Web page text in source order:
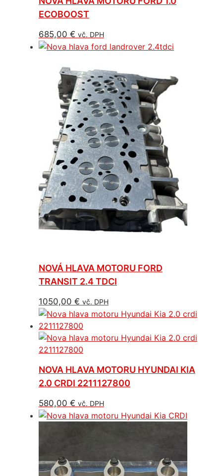
ECOBOOST
685,00 € vč. DPH
NOVÁ HLAVA MOTORU FORD
TRANSIT 2.4 TDCI
1050,00 € vč. DPH
NOVA HLAVA MOTORU HYUNDAI KIA
2.0 CRDI 2211127800
580,00 € vč. DPH